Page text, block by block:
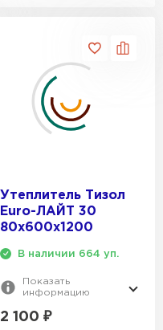
Утеплитель Тизол
Euro-ЛАЙТ 30
80х600х1200
В наличии 664 уп.
Показать
информацию
2 100 ₽